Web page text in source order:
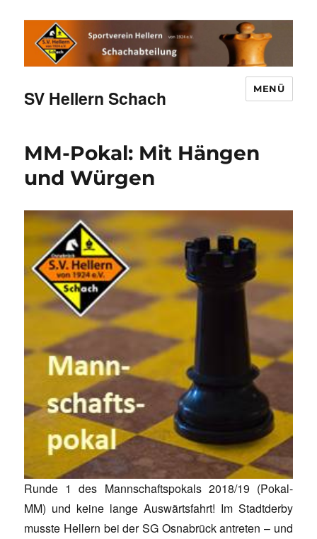
SV Hellern Schach MENÜ
MM-Pokal: Mit Hängen
und Würgen
Runde 1 des Mannschaftspokals 2018/19 (Pokal-
MM) und keine lange Auswärtsfahrt! Im Stadtderby
musste Hellern bei der SG Osnabrück antreten – und